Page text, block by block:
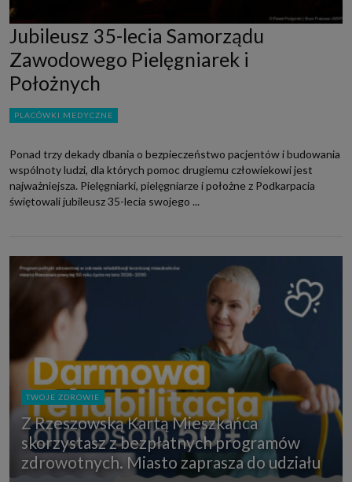
Jubileusz 35-lecia Samorządu
Zawodowego Pielęgniarek i
Położnych
PLACÓWKI MEDYCZNE
Ponad trzy dekady dbania o bezpieczeństwo pacjentów i budowania
wspólnoty ludzi, dla których pomoc drugiemu człowiekowi jest
najważniejsza. Pielęgniarki, pielęgniarze i położne z Podkarpacia
świętowali jubileusz 35-lecia swojego ...
TWOJE ZDROWIE
Z Rzeszowską Kartą Mieszkańca
skorzystasz z bezpłatnych programów
zdrowotnych. Miasto zaprasza do udziału